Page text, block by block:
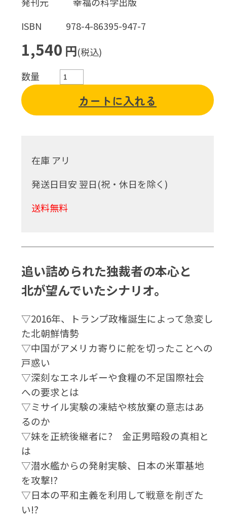
ISBN
978-4-86395-947-7
1,540 円(税込)
数量
カートに入れる
在庫 アリ
発送日目安 翌日(祝・休日を除く)
送料無料
追い詰められた独裁者の本心と
北が望んでいたシナリオ。
▽2016年、トランプ政権誕生によって急変し
た北朝鮮情勢
▽中国がアメリカ寄りに舵を切ったことへの
戸惑い
▽深刻なエネルギーや食糧の不足国際社会
への要求とは
▽ミサイル実験の凍結や核放棄の意志はあ
るのか
▽妹を正統後継者に? 金正男暗殺の真相と
は
▽潜水艦からの発射実験、日本の米軍基地
を攻撃!?
▽日本の平和主義を利用して戦意を削ぎた
い!?